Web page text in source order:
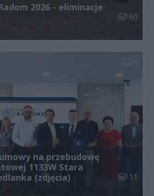
2026 - eliminacje
Liczba
60
na przebudowę
1133W Stara
(zdjęcia)
Liczba
11